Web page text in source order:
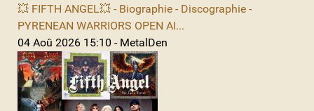
💥 FIFTH ANGEL💥 - Biographie - Discographie -
PYRENEAN WARRIORS OPEN AI...
04 Aoû 2026 15:10 - MetalDen